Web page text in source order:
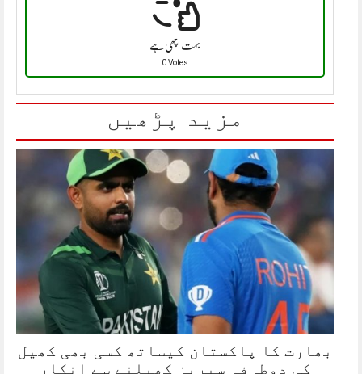
بہت اچھی ہے
0 Votes
مزید پڑھیں
بھارت کا پاکستان کیساتھ کسی بھی کھیل
کی دوطرفہ سیریز کھیلنے سے انکار